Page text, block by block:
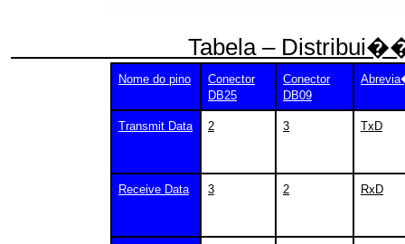
Tabela – Distribui��o dos
Nome do pino
Conector
DB25
Conector
DB09
Transmit Data 2 3 TxD
Receive Data 3 2 RxD